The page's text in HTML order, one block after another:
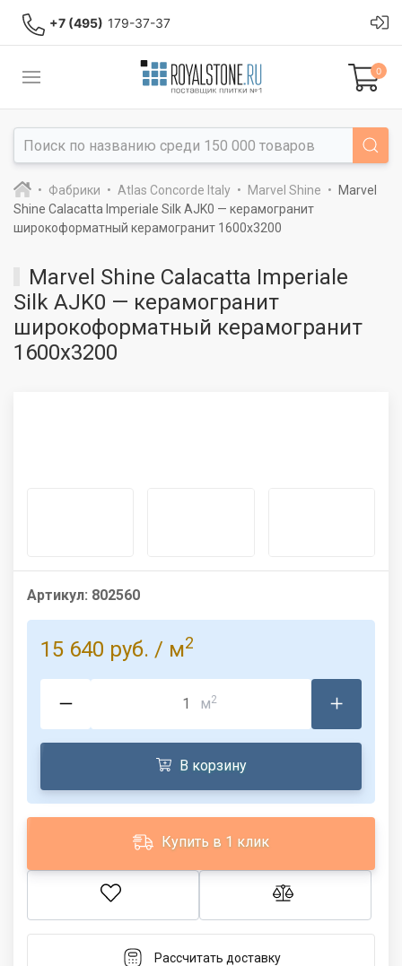
+7 (495) 179-37-37
0
Фабрики Atlas Concorde Italy Marvel Shine
Marvel
Shine Calacatta Imperiale Silk AJK0 — керамогранит
широкоформатный керамогранит 1600x3200
Marvel Shine Calacatta Imperiale
Silk AJK0 — керамогранит
широкоформатный керамогранит
1600x3200
Артикул: 802560
15 640 руб. / м2
м2
В корзину
Купить в 1 клик
Рассчитать доставку